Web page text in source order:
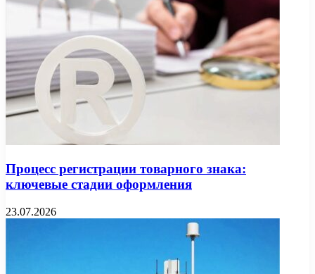
Процесс регистрации товарного знака:
ключевые стадии оформления
23.07.2026